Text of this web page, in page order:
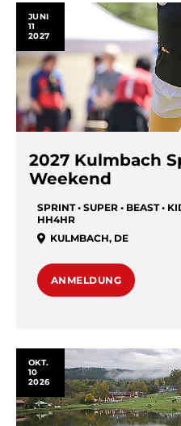
JUNI
11
2027
2027 Kulmbach
Weekend
SPRINT • SUPER • BEAST •
HH4HR
KULMBACH, DE
ANMELDUNG
OKT.
10
2026